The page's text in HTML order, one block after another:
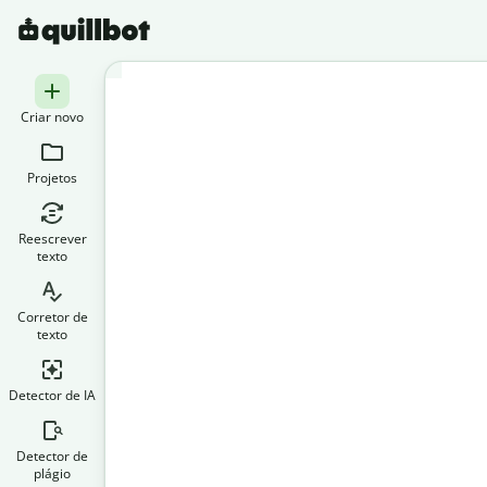
Criar novo
Projetos
Reescrever
texto
Corretor de
texto
Detector de IA
Detector de
plágio